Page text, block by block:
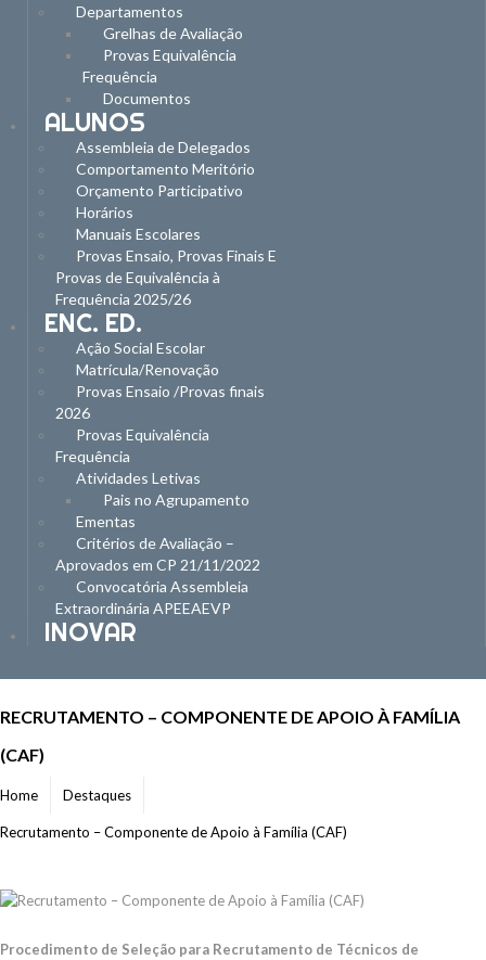
Departamentos
Grelhas de Avaliação
Provas Equivalência
Frequência
Documentos
ALUNOS
Assembleia de Delegados
Comportamento Meritório
Orçamento Participativo
Horários
Manuais Escolares
Provas Ensaio, Provas Finais E
Provas de Equivalência à
Frequência 2025/26
ENC. ED.
Ação Social Escolar
Matrícula/Renovação
Provas Ensaio /Provas finais
2026
Provas Equivalência
Frequência
Atividades Letivas
Pais no Agrupamento
Ementas
Critérios de Avaliação –
Aprovados em CP 21/11/2022
Convocatória Assembleia
Extraordinária APEEAEVP
INOVAR
RECRUTAMENTO – COMPONENTE DE APOIO À FAMÍLIA
(CAF)
Home Destaques
Recrutamento – Componente de Apoio à Família (CAF)
Procedimento de Seleção para Recrutamento de Técnicos de